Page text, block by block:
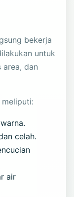
bekerja
untuk
dan
meliputi:
celah.
air